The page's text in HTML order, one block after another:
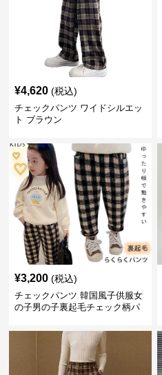
¥4,620 (税込)
チェックパンツ ワイドシルエッ
ト ブラウン
¥3,200 (税込)
チェックパンツ 韓国風子供服女
の子男の子裏起毛チェック柄パ